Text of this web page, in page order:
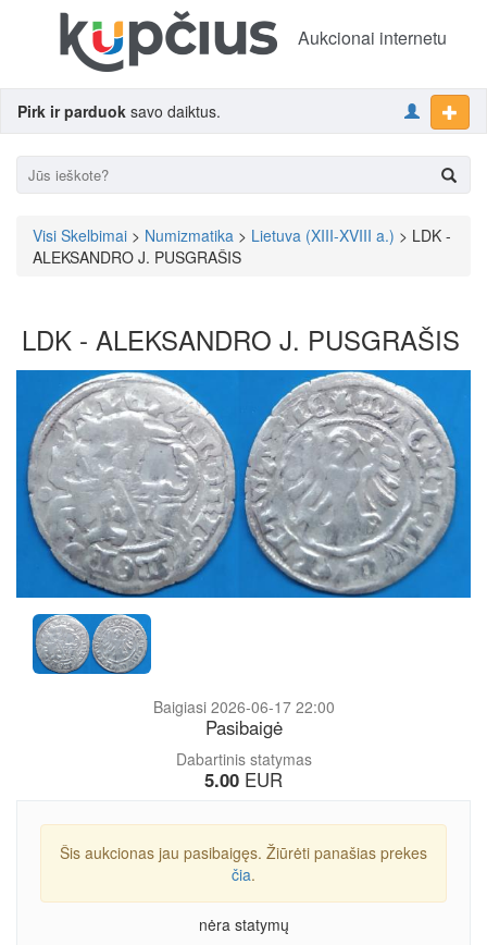
Aukcionai internetu
Pirk ir parduok savo daiktus.
Visi Skelbimai > Numizmatika > Lietuva (XIII-XVIII a.) > LDK -
ALEKSANDRO J. PUSGRAŠIS
LDK - ALEKSANDRO J. PUSGRAŠIS
Dabartinis statymas
5.00 EUR
Baigiasi 2026-06-17 22:00
Pasibaigė
Šis aukcionas jau pasibaigęs. Žiūrėti panašias prekes
čia.
nėra statymų